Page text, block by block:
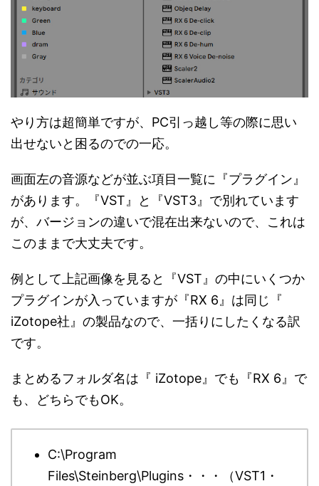
やり方は超簡単ですが、PC引っ越し等の際に思い
出せないと困るのでの一応。
画面左の音源などが並ぶ項目一覧に『プラグイン』
があります。『VST』と『VST3』で別れています
が、バージョンの違いで混在出来ないので、これは
このままで大丈夫です。
例として上記画像を見ると『VST』の中にいくつか
プラグインが入っていますが『RX 6』は同じ『
iZotope社』の製品なので、一括りにしたくなる訳
です。
まとめるフォルダ名は『 iZotope』でも『RX 6』で
も、どちらでもOK。
C:\Program
Files\Steinberg\Plugins・・・（VST1・